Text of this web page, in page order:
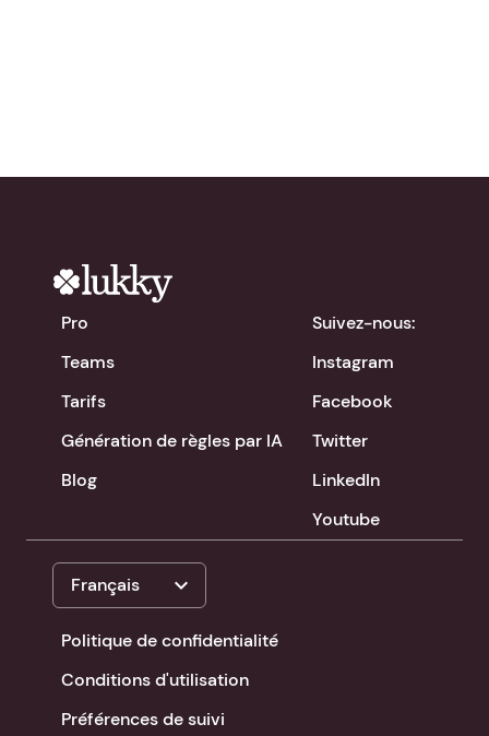
Pro
Teams
Tarifs
Génération de règles par IA
Blog
Suivez-nous:
Instagram
Facebook
Twitter
LinkedIn
Youtube
Français expand_more
Politique de confidentialité
Conditions d'utilisation
Préférences de suivi